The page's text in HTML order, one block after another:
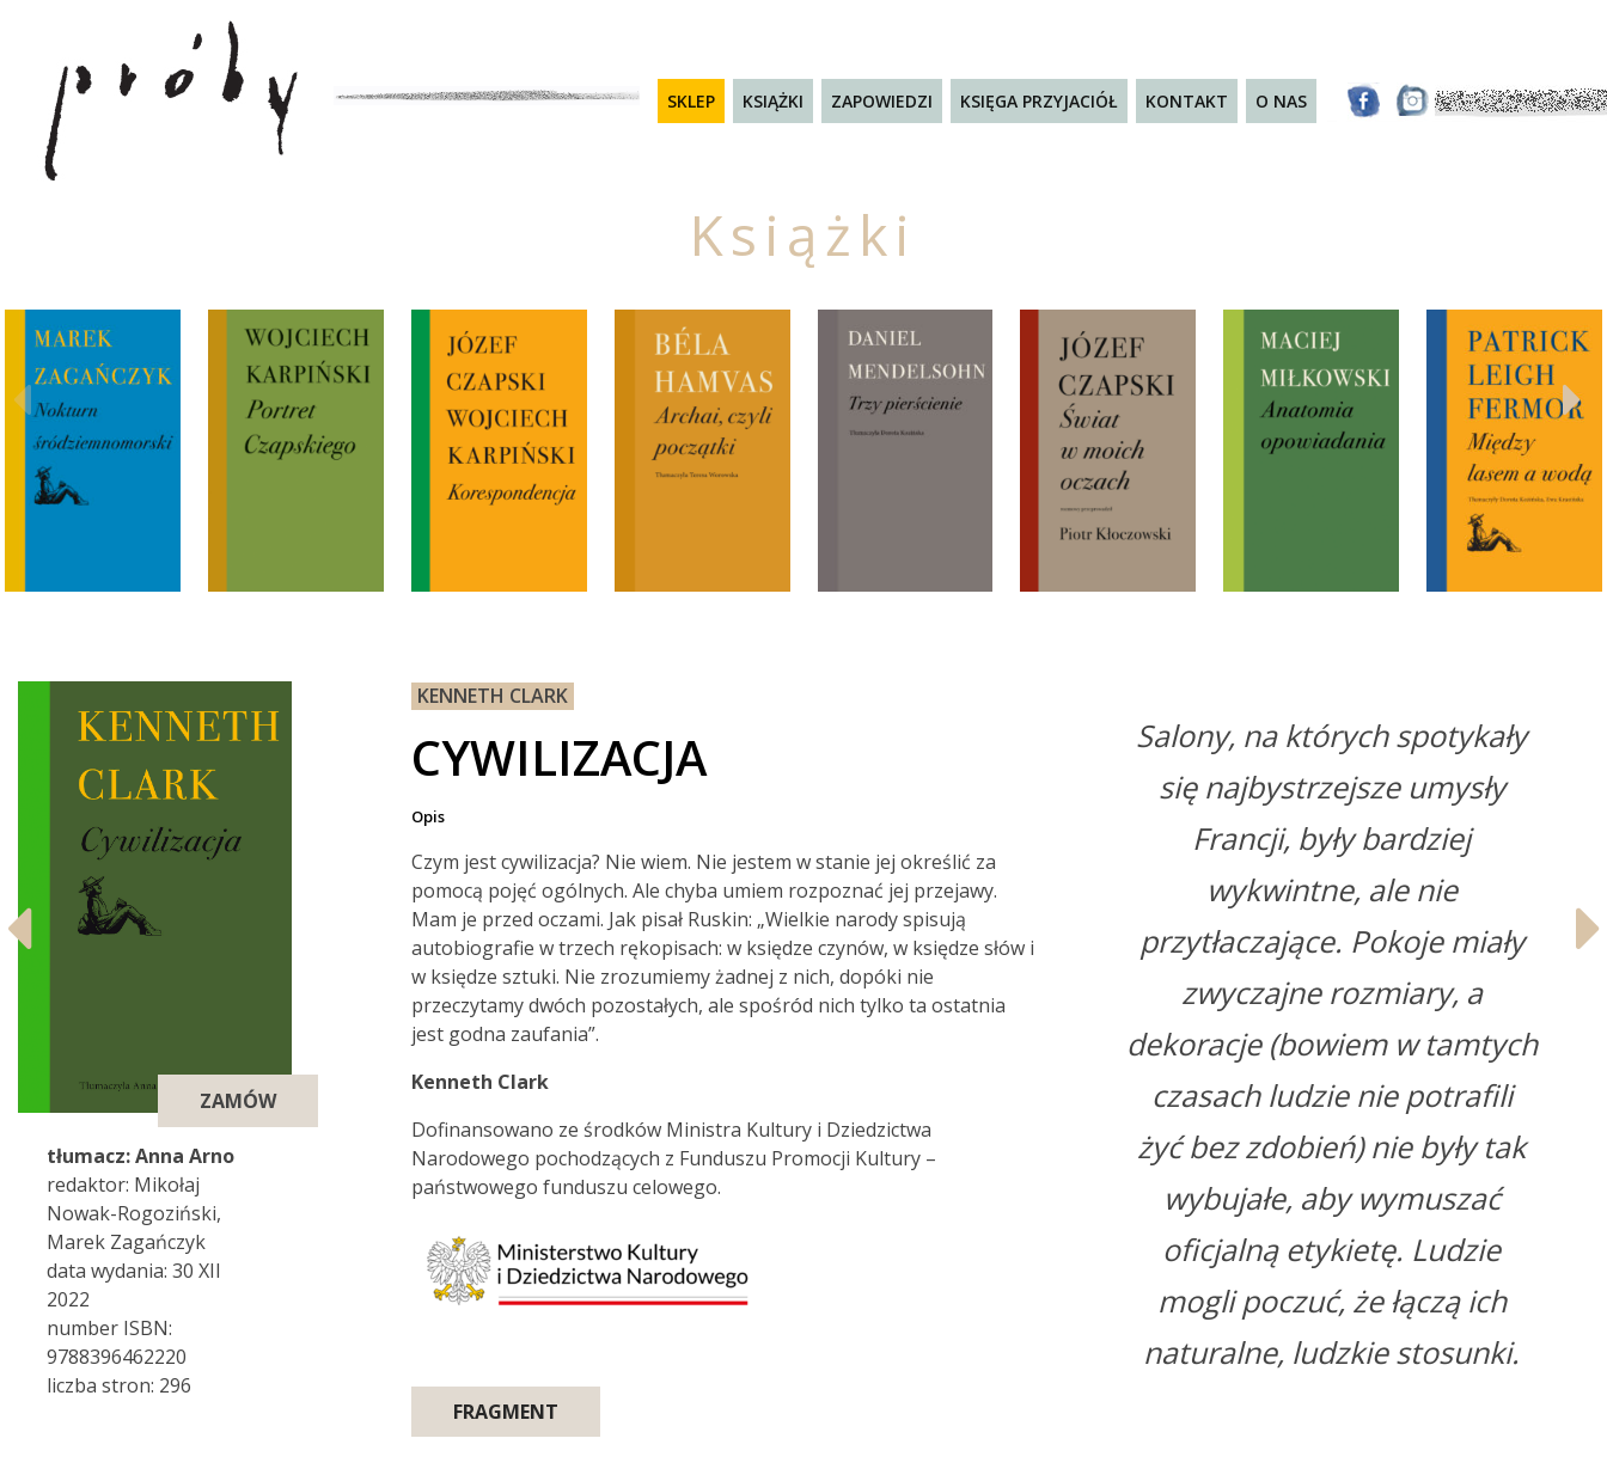
SKLEP KSIĄŻKI ZAPOWIEDZI KSIĘGA PRZYJACIÓŁ KONTAKT O NAS
Książki
ZAMÓW
tłumacz: Anna Arno
redaktor: Mikołaj
Nowak-Rogoziński,
Marek Zagańczyk
data wydania: 30 XII
2022
number ISBN:
9788396462220
liczba stron: 296
KENNETH CLARK
CYWILIZACJA
Opis
Czym jest cywilizacja? Nie wiem. Nie jestem w stanie jej określić za
pomocą pojęć ogólnych. Ale chyba umiem rozpoznać jej przejawy.
Mam je przed oczami. Jak pisał Ruskin: „Wielkie narody spisują
autobiografie w trzech rękopisach: w księdze czynów, w księdze słów i
w księdze sztuki. Nie zrozumiemy żadnej z nich, dopóki nie
przeczytamy dwóch pozostałych, ale spośród nich tylko ta ostatnia
jest godna zaufania”.
Kenneth Clark
Dofinansowano ze środków Ministra Kultury i Dziedzictwa
Narodowego pochodzących z Funduszu Promocji Kultury –
państwowego funduszu celowego.
FRAGMENT
Salony, na których spotykały
się najbystrzejsze umysły
Francji, były bardziej
wykwintne, ale nie
przytłaczające. Pokoje miały
zwyczajne rozmiary, a
dekoracje (bowiem w tamtych
czasach ludzie nie potrafili
żyć bez zdobień) nie były tak
wybujałe, aby wymuszać
oficjalną etykietę. Ludzie
mogli poczuć, że łączą ich
naturalne, ludzkie stosunki.